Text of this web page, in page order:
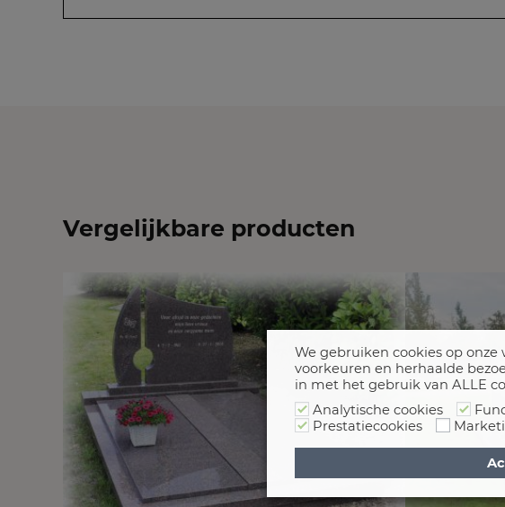
Vergelijkbare producten
We gebruiken cookies op
voorkeuren en herhaalde
in met het gebruik van ALLE
Analytische cookies
Prestatiecookies